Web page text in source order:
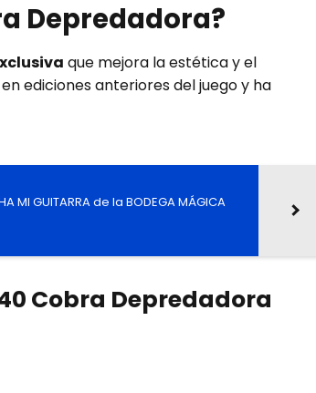
Depredadora?
que mejora la estética y el
ediciones anteriores del juego y ha
MI GUITARRA de la BODEGA MÁGICA
Cobra Depredadora